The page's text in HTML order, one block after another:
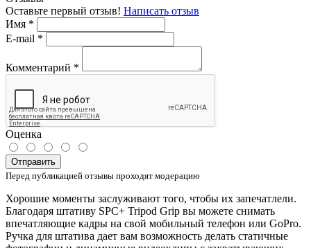
Оставьте первый отзыв! Написать отзыв
Имя *
E-mail *
Комментарий *
Оценка
Отправить
Перед публикацией отзывы проходят модерацию
Хорошие моменты заслуживают того, чтобы их запечатлели.
Благодаря штативу SPС+ Tripod Grip вы можете снимать
впечатляющие кадры на свой мобильный телефон или GoPro.
Ручка для штатива дает вам возможность делать статичные